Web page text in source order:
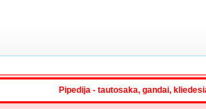
Pipedija - tautosaka, gandai,